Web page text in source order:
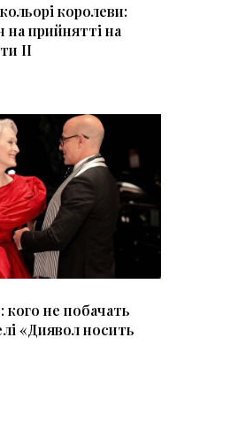
королеви:
прийнятті на
II
кого не побачать
«Диявол носить